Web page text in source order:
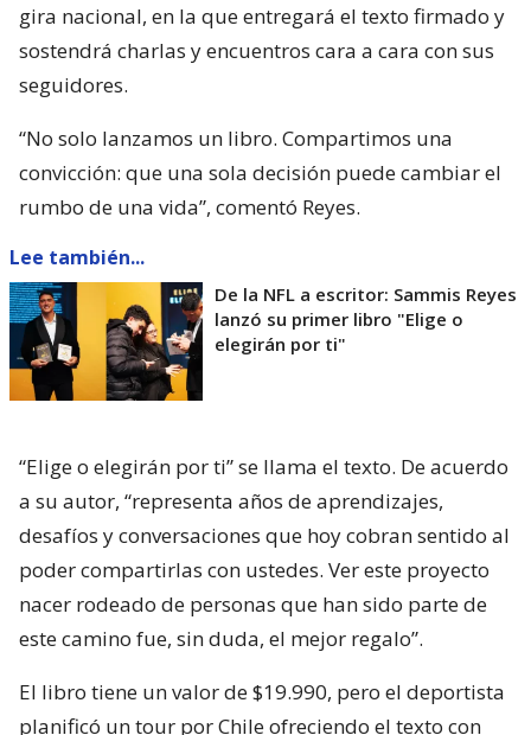
gira nacional, en la que entregará el texto firmado y
sostendrá charlas y encuentros cara a cara con sus
seguidores.
“No solo lanzamos un libro. Compartimos una
convicción: que una sola decisión puede cambiar el
rumbo de una vida”, comentó Reyes.
Lee también...
De la NFL a escritor: Sammis Reyes
lanzó su primer libro "Elige o
elegirán por ti"
“Elige o elegirán por ti” se llama el texto. De acuerdo
a su autor, “representa años de aprendizajes,
desafíos y conversaciones que hoy cobran sentido al
poder compartirlas con ustedes. Ver este proyecto
nacer rodeado de personas que han sido parte de
este camino fue, sin duda, el mejor regalo”.
El libro tiene un valor de $19.990, pero el deportista
planificó un tour por Chile ofreciendo el texto con